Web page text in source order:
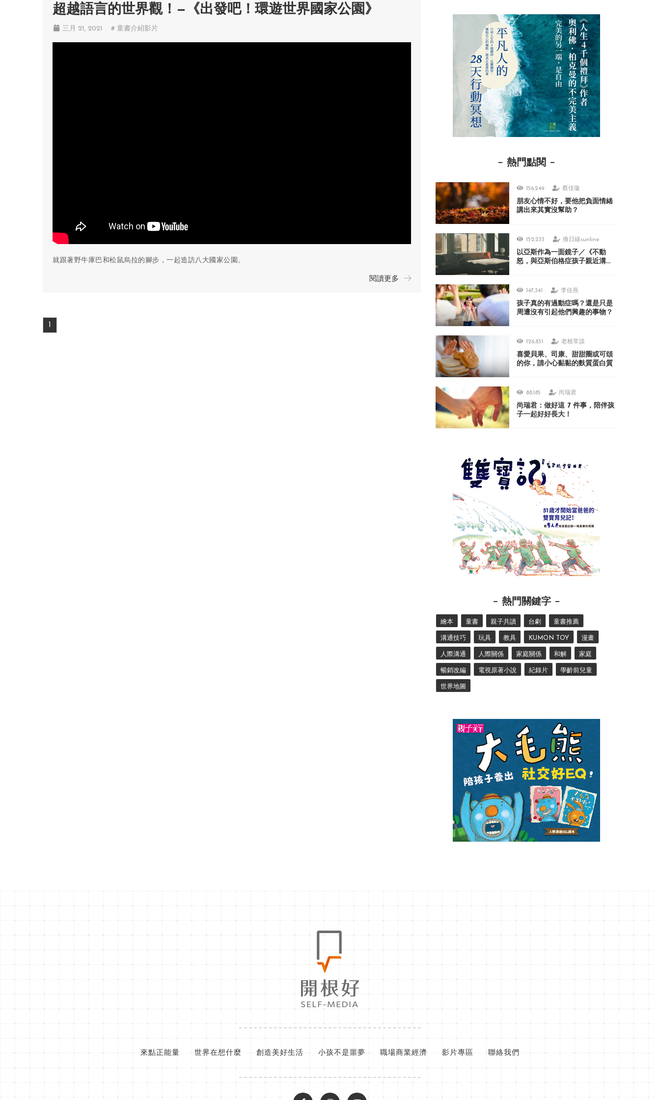
超越語言的世界觀！—《出發吧！環遊世界國家公園》
三月 21, 2021 # 童書介紹影片
就跟著野牛庫巴和松鼠烏拉的腳步，一起造訪八大國家公園。
閱讀更多
1
熱門點閱
156,249 蔡佳璇
朋友心情不好，要他把負面情緒
講出來其實沒幫助？
152,233 換日線sunline
以亞斯作為一面鏡子／《不動
怒，與亞斯伯格症孩子親近溝
147,341 李佳燕
孩子真的有過動症嗎？還是只是
周遭沒有引起他們興趣的事物？
126,831 老根常談
喜愛貝果、司康、甜甜圈或可頌
的你，請小心黏黏的麩質蛋白質
88,185 尚瑞君
尚瑞君：做好這 7 件事，陪伴孩
子一起好好長大！
熱門關鍵字
繪本 童書 親子共讀 台劇 童書推薦
溝通技巧 玩具 教具 KUMON TOY 漫畫
人際溝通 人際關係 家庭關係 和解 家庭
暢銷改編 電視原著小說 紀錄片 學齡前兒童
世界地圖
來點正能量 世界在想什麼 創造美好生活 小孩不是噩夢 職場商業經濟 影片專區 聯絡我們